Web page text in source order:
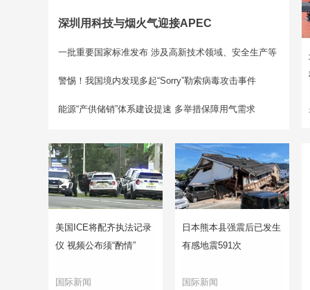
深圳用科技与烟火气迎接APEC
一批重要国家标准发布 涉及高新技术领域、安全生产等
警惕！我国境内发现多起“Sorry”勒索病毒攻击事件
能源“产供储销”体系建设提速 多举措保障用气需求
美国ICE将配齐执法记录
仪 视频公布须“酌情”
国际新闻
日本熊本县强震后已发生
有感地震591次
国际新闻